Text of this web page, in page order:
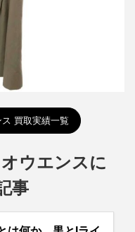
買取実績一覧
ウエンスに
事